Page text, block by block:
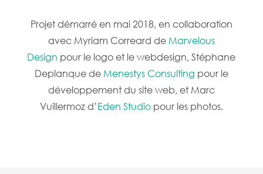
Projet démarré en mai 2018, en collaboration
avec Myriam Correard de Marvelous
Design pour le logo et le webdesign, Stéphane
Deplanque de Menestys Consulting pour le
développement du site web, et Marc
Vuillermoz d’Eden Studiopour les photos.